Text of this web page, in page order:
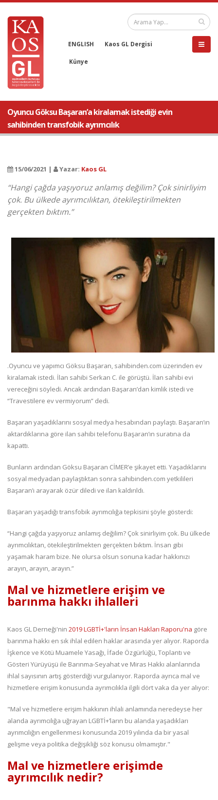
ENGLISH Kaos GL Dergisi
Künye
Oyuncu Göksu Başaran’a kiralamak istediği evin
sahibinden transfobik ayrımcılık
15/06/2021 | Yazar: Kaos GL
“Hangi çağda yaşıyoruz anlamış değilim? Çok sinirliyim
çok. Bu ülkede ayrımcılıktan, ötekileştirilmekten
gerçekten bıktım.”
.Oyuncu ve yapımcı Göksu Başaran, sahibinden.com üzerinden ev
kiralamak istedi. İlan sahibi Serkan C. ile görüştü. İlan sahibi evi
vereceğini söyledi. Ancak ardından Başaran’dan kimlik istedi ve
“Travestilere ev vermiyorum” dedi.
Başaran yaşadıklarını sosyal medya hesabından paylaştı. Başaran’ın
aktardıklarına göre ilan sahibi telefonu Başaran’ın suratına da
kapattı.
Bunların ardından Göksu Başaran CİMER’e şikayet etti. Yaşadıklarını
sosyal medyadan paylaştıktan sonra sahibinden.com yetkilileri
Başaran’ı arayarak özür diledi ve ilan kaldırıldı.
Başaran yaşadığı transfobik ayrımcılığa tepkisini şöyle gösterdi:
“Hangi çağda yaşıyoruz anlamış değilim? Çok sinirliyim çok. Bu ülkede
ayrımcılıktan, ötekileştirilmekten gerçekten bıktım. İnsan gibi
yaşamak haram bize. Ne olursa olsun sonuna kadar hakkınızı
arayın, arayın, arayın.”
Mal ve hizmetlere erişim ve
barınma hakkı ihlalleri
Kaos GL Derneği'nin 2019 LGBTİ+'ların İnsan Hakları Raporu'na göre
barınma hakkı en sık ihlal edilen haklar arasında yer alıyor. Raporda
İşkence ve Kötü Muamele Yasağı, İfade Özgürlüğü, Toplantı ve
Gösteri Yürüyüşü ile Barınma-Seyahat ve Miras Hakkı alanlarında
ihlal sayısının artış gösterdiği vurgulanıyor. Raporda ayrıca mal ve
hizmetlere erişim konusunda ayrımcılıkla ilgili dört vaka da yer alıyor:
"Mal ve hizmetlere erişim hakkının ihlali anlamında neredeyse her
alanda ayrımcılığa uğrayan LGBTİ+’ların bu alanda yaşadıkları
ayrımcılığın engellenmesi konusunda 2019 yılında da bir yasal
gelişme veya politika değişikliği söz konusu olmamıştır."
Mal ve hizmetlere erişimde
ayrımcılık nedir?